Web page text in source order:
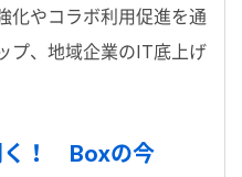
化やコラボ利用促進を通
プ、地域企業のIT底上げ
く！ Boxの今